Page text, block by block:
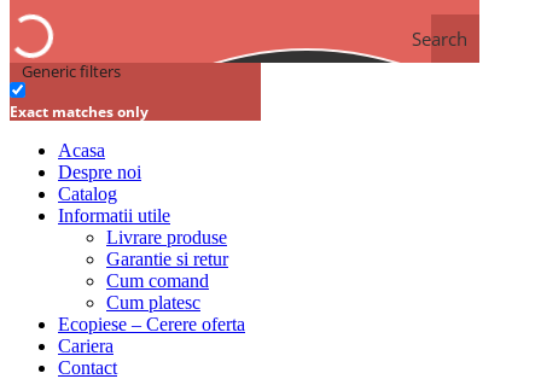
Search
Generic filters
Exact matches only
Acasa
Despre noi
Catalog
Informatii utile
Livrare produse
Garantie si retur
Cum comand
Cum platesc
Ecopiese – Cerere oferta
Cariera
Contact